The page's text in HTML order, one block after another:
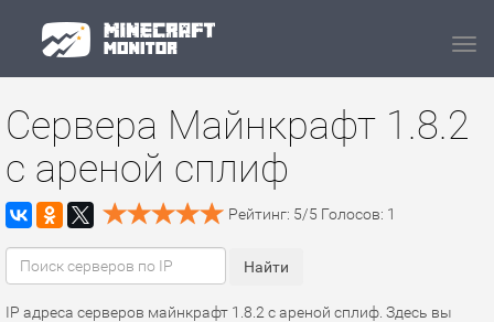
Сервера Майнкрафт 1.8.2
с ареной сплиф
Рейтинг: 5/5 Голосов: 1
IP адреса серверов майнкрафт 1.8.2 с ареной сплиф. Здесь вы